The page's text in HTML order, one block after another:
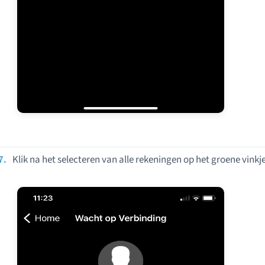
Klik na het selecteren van alle rekeningen op het groene